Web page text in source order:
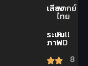
เสียงพากย์
ไทย
ระบบ
ภาพ
Full
HD
8